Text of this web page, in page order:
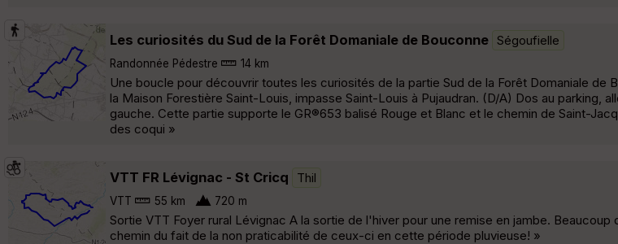
Les curiosités du Sud de la Forêt Domaniale de Bouconne Ségoufielle
Randonnée Pédestre 14 km
Une boucle pour découvrir toutes les curiosités de la partie Sud de la Forêt Domaniale de
la Maison Forestière Saint-Louis, impasse Saint-Louis à Pujaudran. (D/A) Dos au parking,
gauche. Cette partie supporte le GR®653 balisé Rouge et Blanc et le chemin de Saint-
des coqui »
VTT FR Lévignac - St Cricq Thil
VTT 55 km 720 m
Sortie VTT Foyer rural Lévignac A la sortie de l'hiver pour une remise en jambe.
chemin du fait de la non praticabilité de ceux-ci en cette période pluvieuse! »